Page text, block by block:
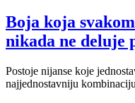
Boja koja
nikada ne deluje
Postoje nijanse koje
najjednostavniju